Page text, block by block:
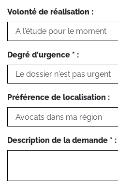
Volonté de réalisation :
Degré d'urgence * :
Préférence de localisation :
Description de la demande * :